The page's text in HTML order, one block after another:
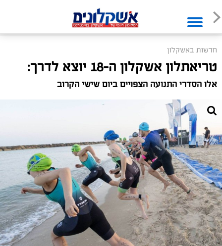
חדשות באשקלון
טריאתלון אשקלון ה-18 יוצא לדרך:
אלו הסדרי התנועה הצפויים ביום שישי הקרוב